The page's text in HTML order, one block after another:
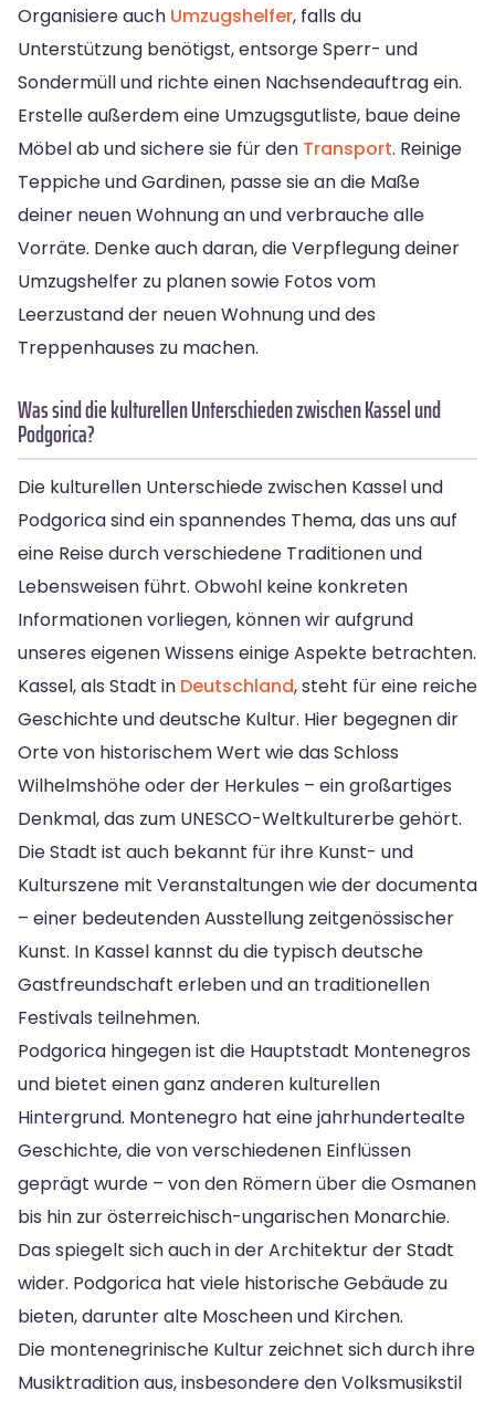
Organisiere auch Umzugshelfer, falls du
Unterstützung benötigst, entsorge Sperr- und
Sondermüll und richte einen Nachsendeauftrag ein.
Erstelle außerdem eine Umzugsgutliste, baue deine
Möbel ab und sichere sie für den Transport. Reinige
Teppiche und Gardinen, passe sie an die Maße
deiner neuen Wohnung an und verbrauche alle
Vorräte. Denke auch daran, die Verpflegung deiner
Umzugshelfer zu planen sowie Fotos vom
Leerzustand der neuen Wohnung und des
Treppenhauses zu machen.
Was sind die kulturellen Unterschieden zwischen Kassel und
Podgorica?
Die kulturellen Unterschiede zwischen Kassel und
Podgorica sind ein spannendes Thema, das uns auf
eine Reise durch verschiedene Traditionen und
Lebensweisen führt. Obwohl keine konkreten
Informationen vorliegen, können wir aufgrund
unseres eigenen Wissens einige Aspekte betrachten.
Kassel, als Stadt in Deutschland, steht für eine reiche
Geschichte und deutsche Kultur. Hier begegnen dir
Orte von historischem Wert wie das Schloss
Wilhelmshöhe oder der Herkules – ein großartiges
Denkmal, das zum UNESCO-Weltkulturerbe gehört.
Die Stadt ist auch bekannt für ihre Kunst- und
Kulturszene mit Veranstaltungen wie der documenta
– einer bedeutenden Ausstellung zeitgenössischer
Kunst. In Kassel kannst du die typisch deutsche
Gastfreundschaft erleben und an traditionellen
Festivals teilnehmen.
Podgorica hingegen ist die Hauptstadt Montenegros
und bietet einen ganz anderen kulturellen
Hintergrund. Montenegro hat eine jahrhundertealte
Geschichte, die von verschiedenen Einflüssen
geprägt wurde – von den Römern über die Osmanen
bis hin zur österreichisch-ungarischen Monarchie.
Das spiegelt sich auch in der Architektur der Stadt
wider. Podgorica hat viele historische Gebäude zu
bieten, darunter alte Moscheen und Kirchen.
Die montenegrinische Kultur zeichnet sich durch ihre
Musiktradition aus, insbesondere den Volksmusikstil